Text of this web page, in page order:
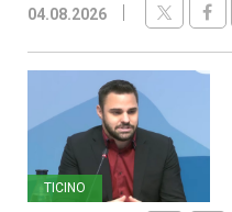
04.08.2026
TICINO